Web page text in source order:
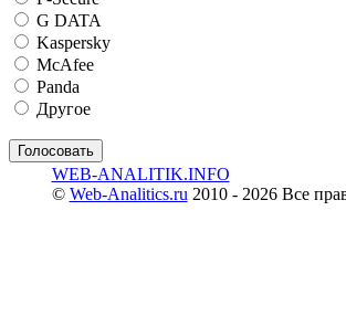
G DATA
Kaspersky
McAfee
Panda
Другое
WEB-ANALITIK.INFO
© Web-Analitics.ru 2010 - 2026 Все